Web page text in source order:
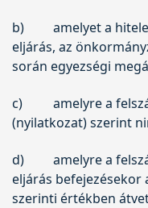
b)
amelyet a
eljárás, az
során egyezségi
c)
amelyre a
(nyilatkozat) szerint
d)
amelyre a
eljárás befejezésekor
szerinti értékben